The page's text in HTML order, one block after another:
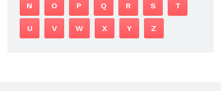
N O P Q R S T
U V W X Y Z